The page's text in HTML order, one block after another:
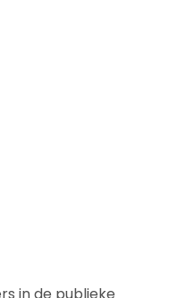
in de publieke